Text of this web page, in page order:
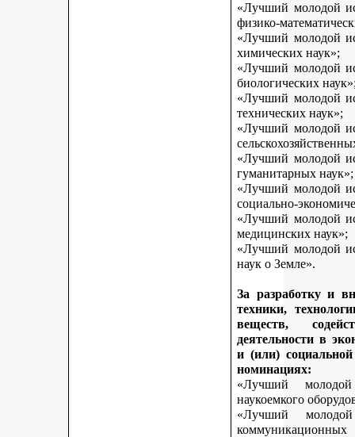
«Лучший молодой
физико-
«Лучший молодой
химических наук»;
«Лучший молодой
биологических
«Лучший молодой
технических наук»;
«Лучший молодой
«Лучший молодой
гуманитарных наук»;
«Лучший молодой
социально-
«Лучший молодой
медицинских наук»;
«Лучший молодой
наук о Земле».
За разработку и
техники,
веществ,
деятельности в
и (или)
номинациях:
«Лучший
наукоемкого
«Лучший